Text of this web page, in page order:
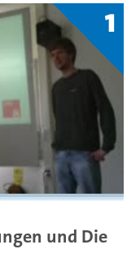
1
und Die